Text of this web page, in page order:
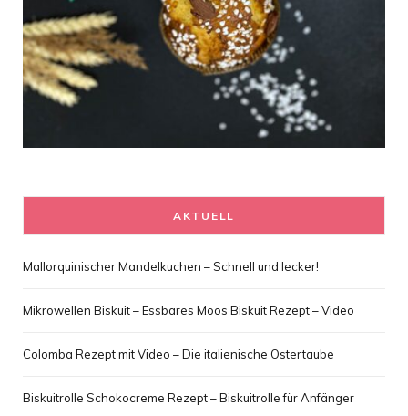
AKTUELL
Mallorquinischer Mandelkuchen – Schnell und lecker!
Mikrowellen Biskuit – Essbares Moos Biskuit Rezept – Video
Colomba Rezept mit Video – Die italienische Ostertaube
Biskuitrolle Schokocreme Rezept – Biskuitrolle für Anfänger